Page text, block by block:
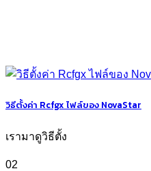
วิธีตั้งค่า Rcfgx ไฟล์ของ NovaStar
เรามาดูวิธีตั้ง
02